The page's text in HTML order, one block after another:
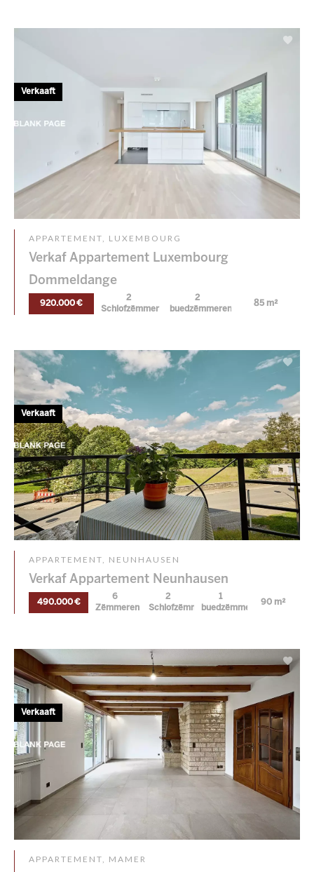
APPARTEMENT, LUXEMBOURG
Verkaf Appartement Luxembourg
Dommeldange
920.000 €
2
Schlofzëmmer
2
buedzëmmeren
85 m²
Verkaaft
APPARTEMENT, NEUNHAUSEN
Verkaf Appartement Neunhausen
490.000 €
6
Zëmmeren
2
Schlofzëmmer
1
buedzëmmer
90 m²
Verkaaft
APPARTEMENT, MAMER
Verkaaft